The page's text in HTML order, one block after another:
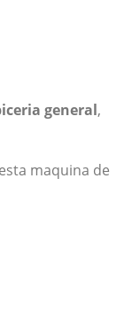
general,
maquina de